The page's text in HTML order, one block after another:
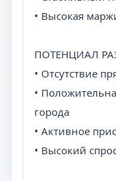
• Высокая
ПОТЕНЦИАЛ
• Отсутствие
•
города
• Активное
• Высокий